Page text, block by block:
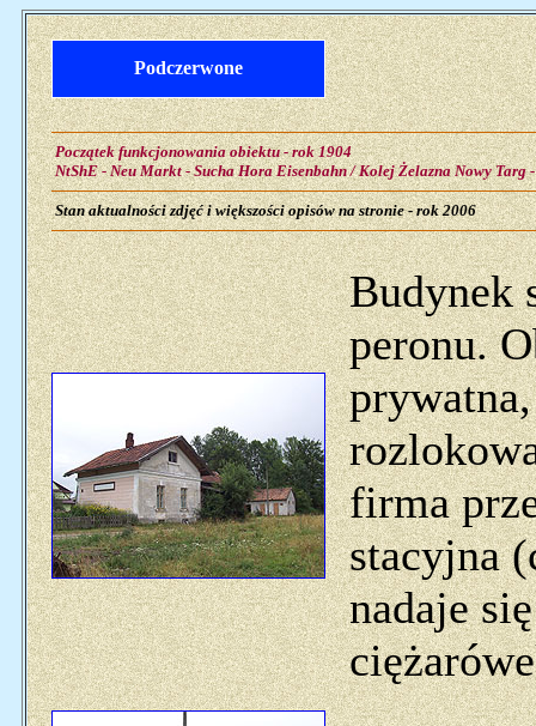
Podczerwone
Początek funkcjonowania obiektu - rok 1904
NtShE - Neu Markt - Sucha Hora Eisenbahn / Kolej Żelazna Nowy Targ
Stan aktualności zdjęć i większości opisów na stronie - rok 2006
Budynek
peronu.
firma
stacyjna
nadaje